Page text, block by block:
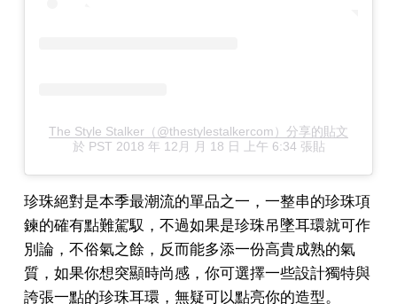
The Style Stalker（@thestylestalkercom）分享的貼文
於 PST 2018 年 12月 月 18 日 上午 6:34 張貼
珍珠絕對是本季最潮流的單品之一，一整串的珍珠項
鍊的確有點難駕馭，不過如果是珍珠吊墜耳環就可作
別論，不俗氣之餘，反而能多添一份高貴成熟的氣
質，如果你想突顯時尚感，你可選擇一些設計獨特與
誇張一點的珍珠耳環，無疑可以點亮你的造型。